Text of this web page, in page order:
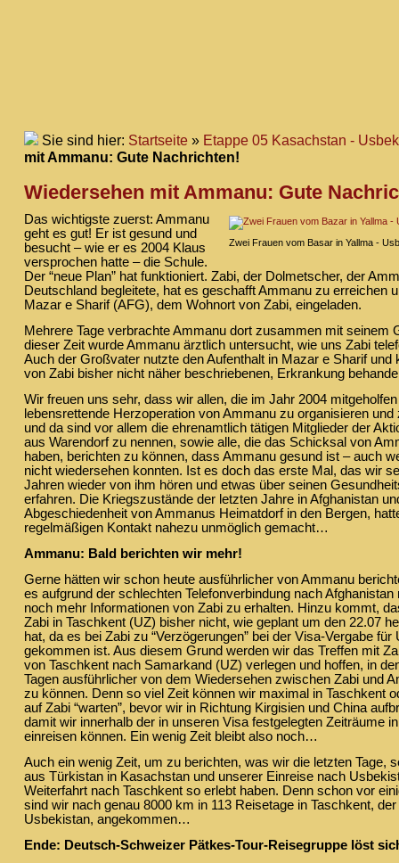
Sie sind hier: Startseite » Etappe 05 Kasachstan -
mit Ammanu: Gute Nachrichten!
Wiedersehen mit Ammanu: Gute
Zwei Frauen vom Basar in Yallma -
Das wichtigste zuerst: Ammanu
geht es gut! Er ist gesund und
besucht – wie er es 2004 Klaus
versprochen hatte – die Schule.
Der “neue Plan” hat funktioniert. Zabi, der Dolmetscher, der
Deutschland begleitete, hat es geschafft Ammanu zu erreichen
Mazar e Sharif (AFG), dem Wohnort von Zabi, eingeladen.
Mehrere Tage verbrachte Ammanu dort zusammen mit seinem
dieser Zeit wurde Ammanu ärztlich untersucht, wie uns Zabi
Auch der Großvater nutzte den Aufenthalt in Mazar e Sharif und
von Zabi bisher nicht näher beschriebenen, Erkrankung
Wir freuen uns sehr, dass wir allen, die im Jahr 2004
lebensrettende Herzoperation von Ammanu zu organisieren und
und da sind vor allem die ehrenamtlich tätigen Mitglieder der
aus Warendorf zu nennen, sowie alle, die das Schicksal von
haben, berichten zu können, dass Ammanu gesund ist – auch
nicht wiedersehen konnten. Ist es doch das erste Mal, das wir
Jahren wieder von ihm hören und etwas über seinen
erfahren. Die Kriegszustände der letzten Jahre in Afghanistan
Abgeschiedenheit von Ammanus Heimatdorf in den Bergen,
regelmäßigen Kontakt nahezu unmöglich gemacht…
Ammanu: Bald berichten wir mehr!
Gerne hätten wir schon heute ausführlicher von Ammanu
es aufgrund der schlechten Telefonverbindung nach Afghanistan
noch mehr Informationen von Zabi zu erhalten. Hinzu kommt,
Zabi in Taschkent (UZ) bisher nicht, wie geplant um den 22.07
hat, da es bei Zabi zu “Verzögerungen” bei der Visa-Vergabe für
gekommen ist. Aus diesem Grund werden wir das Treffen mit
von Taschkent nach Samarkand (UZ) verlegen und hoffen, in
Tagen ausführlicher von dem Wiedersehen zwischen Zabi und
zu können. Denn so viel Zeit können wir maximal in Taschkent
auf Zabi “warten”, bevor wir in Richtung Kirgisien und China
damit wir innerhalb der in unseren Visa festgelegten Zeiträume
einreisen können. Ein wenig Zeit bleibt also noch…
Auch ein wenig Zeit, um zu berichten, was wir die letzten Tage,
aus Türkistan in Kasachstan und unserer Einreise nach
Weiterfahrt nach Taschkent so erlebt haben. Denn schon vor
sind wir nach genau 8000 km in 113 Reisetage in Taschkent,
Usbekistan, angekommen…
Ende: Deutsch-Schweizer Pätkes-Tour-Reisegruppe löst